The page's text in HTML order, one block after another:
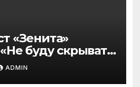
«Зенита»
буду скрывать
всегда
ADMIN